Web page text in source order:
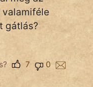
valamiféle
gátlás?
0
7